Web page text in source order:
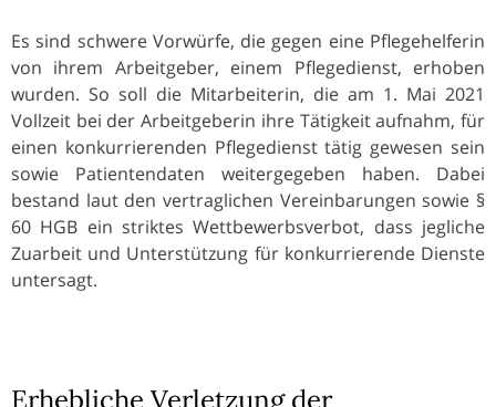
Es sind schwere Vorwürfe, die gegen eine Pflegehelferin
von ihrem Arbeitgeber, einem Pflegedienst, erhoben
wurden. So soll die Mitarbeiterin, die am 1. Mai 2021
Vollzeit bei der Arbeitgeberin ihre Tätigkeit aufnahm, für
einen konkurrierenden Pflegedienst tätig gewesen sein
sowie Patientendaten weitergegeben haben. Dabei
bestand laut den vertraglichen Vereinbarungen sowie §
60 HGB ein striktes Wettbewerbsverbot, dass jegliche
Zuarbeit und Unterstützung für konkurrierende Dienste
untersagt.
Erhebliche Verletzung der